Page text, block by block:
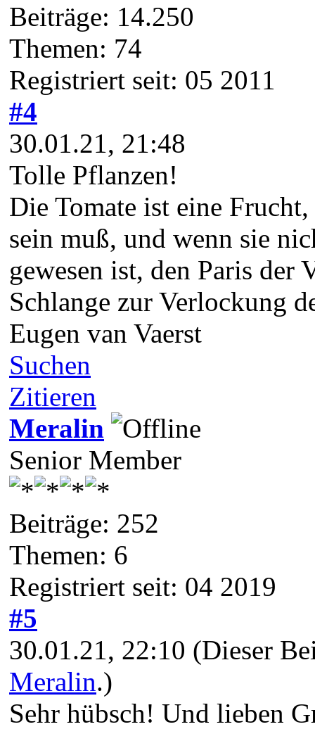
Beiträge: 14.250
Themen: 74
Registriert seit: 05 2011
#4
30.01.21, 21:48
Tolle Pflanzen!
Die Tomate ist eine
sein muß, und wenn sie
gewesen ist, den Paris der
Schlange zur Verlockung
Eugen van Vaerst
Suchen
Zitieren
Meralin
Senior Member
Beiträge: 252
Themen: 6
Registriert seit: 04 2019
#5
30.01.21, 22:10 (Dieser
Meralin.)
Sehr hübsch! Und lieben